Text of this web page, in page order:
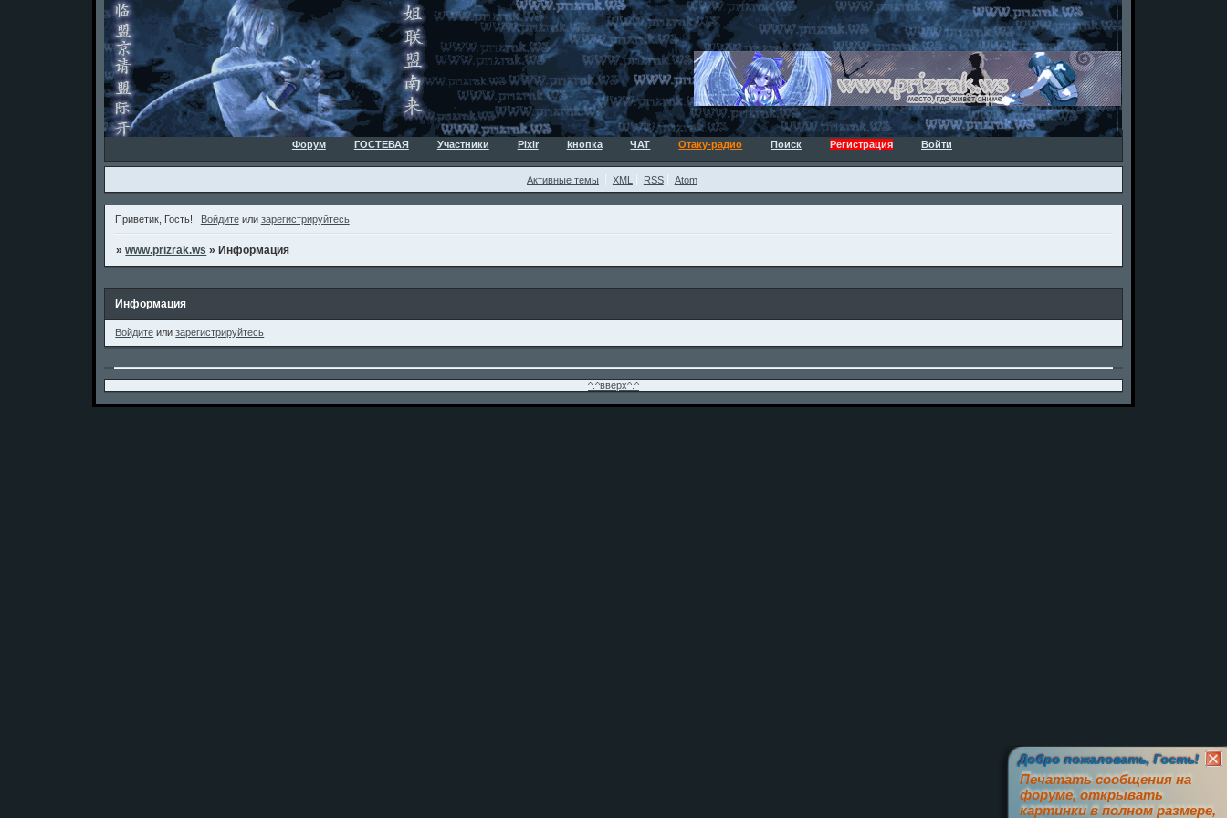
Форум ГОСТЕВАЯ Участники Pixlr kнопка ЧАТ Отаку-радио Поиск Регистрация Войти
Активные темы XML RSS Atom
Приветик, Гость! Войдитеили зарегистрируйтесь.
»www.prizrak.ws » Информация
Информация
Войдите илизарегистрируйтесь
^.^вверх^.^
Добро пожаловать, Гость!
Печатать сообщения на
форуме, открывать
картинки в полном размере,